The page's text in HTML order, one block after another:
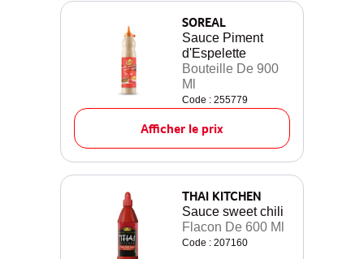
SOREAL
Sauce Piment
d'Espelette
Bouteille De 900
Ml
Code : 255779
Afficher le prix
THAI KITCHEN
Sauce sweet chili
Flacon De 600 Ml
Code : 207160